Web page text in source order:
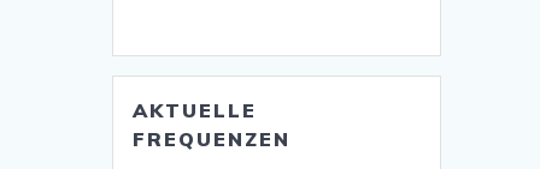
AKTUELLE
FREQUENZEN